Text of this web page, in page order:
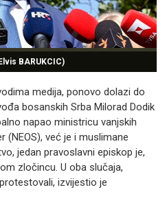
BARUKCIC)
medija, ponovo dolazi do
bosanskih Srba Milorad Dodik
napao ministricu vanjskih
(NEOS), već je i muslimane
jedan pravoslavni episkop je,
zločincu. U oba slučaja,
izvijestio je